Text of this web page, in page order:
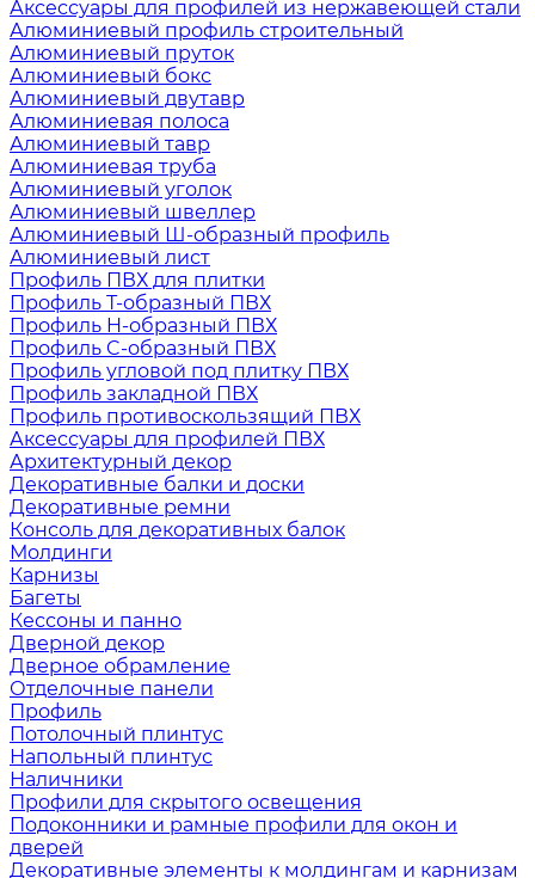
Аксессуары для профилей из нержавеющей стали
Алюминиевый профиль строительный
Алюминиевый пруток
Алюминиевый бокс
Алюминиевый двутавр
Алюминиевая полоса
Алюминиевый тавр
Алюминиевая труба
Алюминиевый уголок
Алюминиевый швеллер
Алюминиевый Ш-образный профиль
Алюминиевый лист
Профиль ПВХ для плитки
Профиль Т-образный ПВХ
Профиль H-образный ПВХ
Профиль C-образный ПВХ
Профиль угловой под плитку ПВХ
Профиль закладной ПВХ
Профиль противоскользящий ПВХ
Аксессуары для профилей ПВХ
Архитектурный декор
Декоративные балки и доски
Декоративные ремни
Консоль для декоративных балок
Молдинги
Карнизы
Багеты
Кессоны и панно
Дверной декор
Дверное обрамление
Отделочные панели
Профиль
Потолочный плинтус
Напольный плинтус
Наличники
Профили для скрытого освещения
Подоконники и рамные профили для окон и
дверей
Декоративные элементы к молдингам и карнизам